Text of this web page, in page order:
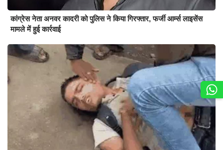
कांग्रेस नेता अनवर कादरी को पुलिस ने किया गिरफ्तार, फर्जी आर्म्स लाइसेंस
मामले में हुई कार्रवाई